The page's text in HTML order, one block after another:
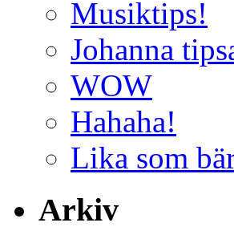
Musiktips!
Johanna
WOW
Hahaha!
Lika som
Arkiv